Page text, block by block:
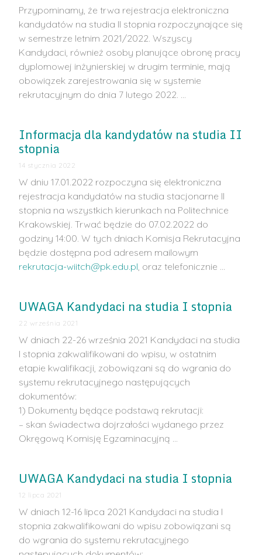
Przypominamy, że trwa rejestracja elektroniczna
kandydatów na studia II stopnia rozpoczynające się
w semestrze letnim 2021/2022. Wszyscy
Kandydaci, również osoby planujące obronę pracy
dyplomowej inżynierskiej w drugim terminie, mają
obowiązek zarejestrowania się w systemie
rekrutacyjnym do dnia 7 lutego 2022. …
Informacja dla kandydatów na studia II
stopnia
14 stycznia 2022
W dniu 17.01.2022 rozpoczyna się elektroniczna
rejestracja kandydatów na studia stacjonarne II
stopnia na wszystkich kierunkach na Politechnice
Krakowskiej. Trwać będzie do 07.02.2022 do
godziny 14:00. W tych dniach Komisja Rekrutacyjna
będzie dostępna pod adresem mailowym
rekrutacja-wiitch@pk.edu.pl, oraz telefonicznie …
UWAGA Kandydaci na studia I stopnia
22 września 2021
W dniach 22-26 września 2021 Kandydaci na studia
I stopnia zakwalifikowani do wpisu, w ostatnim
etapie kwalifikacji, zobowiązani są do wgrania do
systemu rekrutacyjnego następujących
dokumentów:
1) Dokumenty będące podstawą rekrutacji:
– skan świadectwa dojrzałości wydanego przez
Okręgową Komisję Egzaminacyjną …
UWAGA Kandydaci na studia I stopnia
12 lipca 2021
W dniach 12-16 lipca 2021 Kandydaci na studia I
stopnia zakwalifikowani do wpisu zobowiązani są
do wgrania do systemu rekrutacyjnego